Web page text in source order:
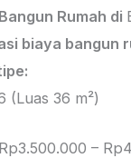
Rumah di
biaya bangun
(Luas 36 m²)
–